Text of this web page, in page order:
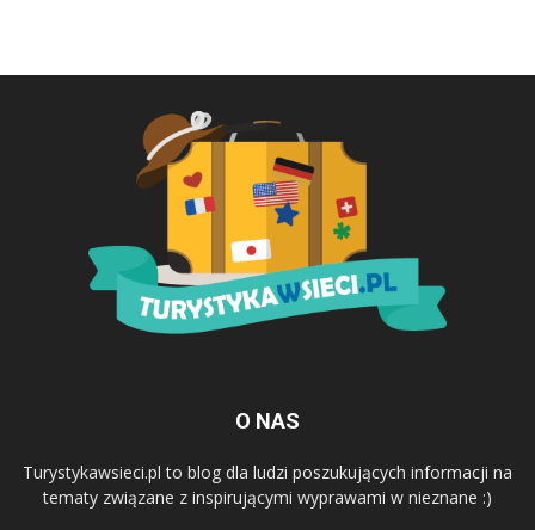
O NAS
Turystykawsieci.pl to blog dla ludzi poszukujących informacji na
tematy związane z inspirującymi wyprawami w nieznane :)